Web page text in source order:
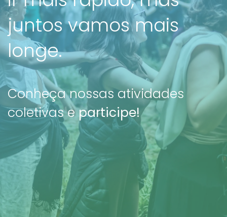
juntos vamos mais
longe.
Conheça nossas atividades
coletivas eparticipe!